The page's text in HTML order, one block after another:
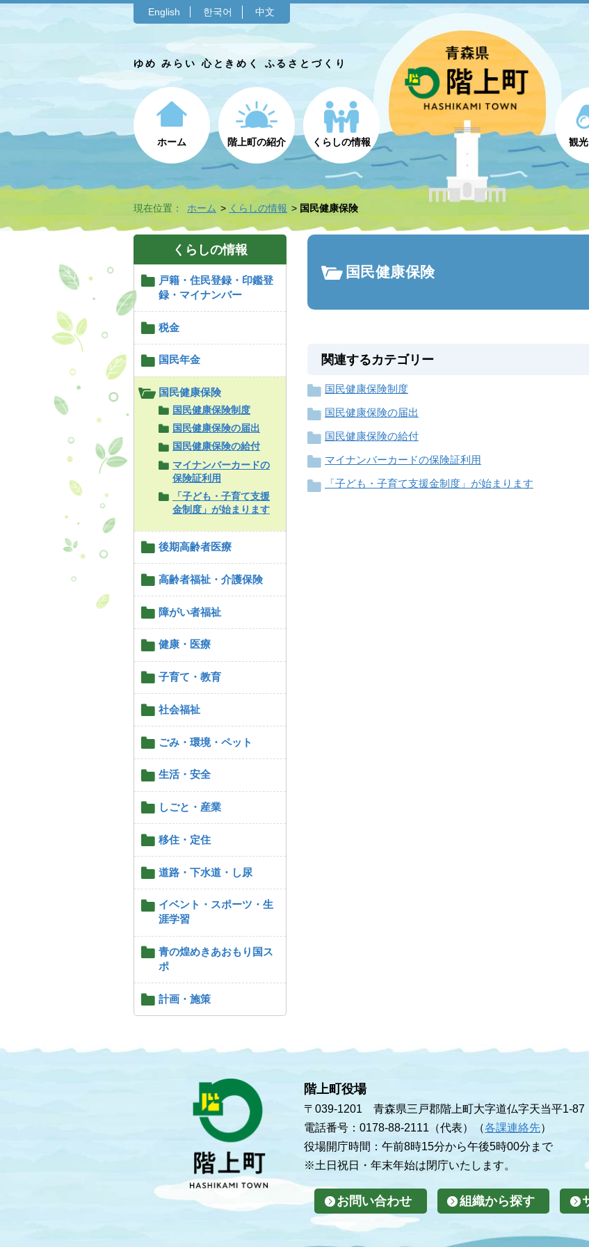
English 한국어 中文
ゆめ みらい 心ときめく ふるさとづくり
ホーム 階上町の紹介 くらしの情報 観
現在位置： ホーム くらしの情報 国民健康保険
くらしの情報
戸籍・住民登録・印鑑登
録・マイナンバー
税金
国民年金
国民健康保険
国民健康保険制度
国民健康保険の届出
国民健康保険の給付
マイナンバーカードの
保険証利用
「子ども・子育て支援
金制度」が始まります
後期高齢者医療
高齢者福祉・介護保険
障がい者福祉
健康・医療
子育て・教育
社会福祉
ごみ・環境・ペット
生活・安全
しごと・産業
移住・定住
道路・下水道・し尿
イベント・スポーツ・生
涯学習
青の煌めきあおもり国ス
ポ
計画・施策
国民健康保険
関連するカテゴリー
国民健康保険制度
国民健康保険の届出
国民健康保険の給付
マイナンバーカードの保険証利用
「子ども・子育て支援金制度」が始まります
階上町役場
〒039-1201 青森県三戸郡階上町大字道仏字天当平1-87
電話番号：0178-88-2111（代表）（各課連絡先）
役場開庁時間：午前8時15分から午後5時00分まで
※土日祝日・年末年始は閉庁いたします。
お問い合わせ 組織から探す